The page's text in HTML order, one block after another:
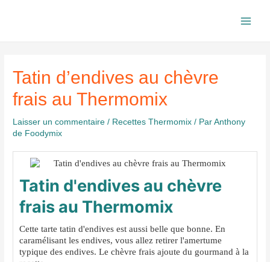
Tatin d’endives au chèvre
frais au Thermomix
Laisser un commentaire / Recettes Thermomix / ParAnthony
de Foodymix
Tatin d'endives au chèvre
frais au Thermomix
Cette tarte tatin d'endives est aussi belle que bonne. En
caramélisant les endives, vous allez retirer l'amertume
typique des endives. Le chèvre frais ajoute du gourmand à la